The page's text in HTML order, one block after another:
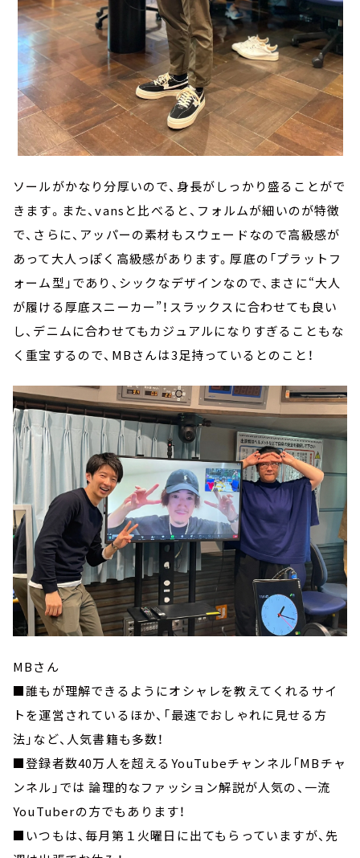
ソールがかなり分厚いので、身長がしっかり盛ることがで
きます。また、vansと比べると、フォルムが細いのが特徴
で、さらに、アッパーの素材もスウェードなので高級感が
あって大人っぽく高級感があります。厚底の「プラットフ
ォーム型」であり、シックなデザインなので、まさに“大人
が履ける厚底スニーカー”！スラックスに合わせても良い
し、デニムに合わせてもカジュアルになりすぎることもな
く重宝するので、MBさんは3足持っているとのこと！
MBさん
■誰もが理解できるようにオシャレを教えてくれるサイ
トを運営されているほか、「最速でおしゃれに見せる方
法」など、人気書籍も多数！
■登録者数40万人を超えるYouTubeチャンネル「MBチャ
ンネル」では 論理的なファッション解説が人気の、一流
YouTuberの方でもあります！
■いつもは、毎月第１火曜日に出てもらっていますが、先